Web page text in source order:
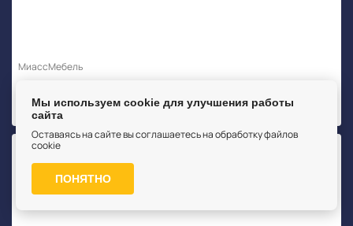
МиассМебель
от 114360
Мы используем cookie для улучшения работы
сайта
Оставаясь на сайте вы соглашаетесь на обработку файлов
cookie
ПОНЯТНО